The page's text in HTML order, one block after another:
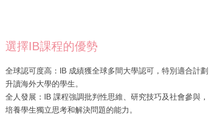
選擇IB課程的優勢
全球認可度高：IB 成績獲全球多間大學認可，特別適合計劃
升讀海外大學的學生。
全人發展：IB 課程強調批判性思維、研究技巧及社會參與，
培養學生獨立思考和解決問題的能力。